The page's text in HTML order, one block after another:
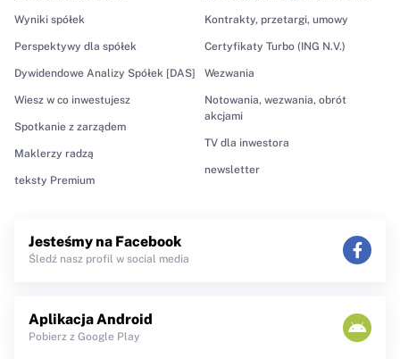
Wyniki spółek
Perspektywy dla spółek
Dywidendowe Analizy Spółek [DAS]
Wiesz w co inwestujesz
Spotkanie z zarządem
Maklerzy radzą
teksty Premium
Kontrakty, przetargi, umowy
Certyfikaty Turbo (ING N.V.)
Wezwania
Notowania, wezwania, obrót
akcjami
TV dla inwestora
newsletter
Jesteśmy na Facebook
Śledź nasz profil w social media
Aplikacja Android
Pobierz z Google Play